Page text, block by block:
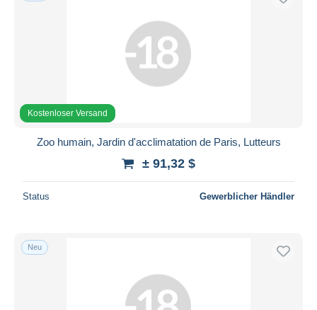
Kostenloser Versand
Zoo humain, Jardin d'acclimatation de Paris, Lutteurs
± 91,32 $
Status Gewerblicher Händler
Neu